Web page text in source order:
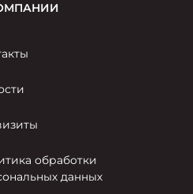
обработки
данных